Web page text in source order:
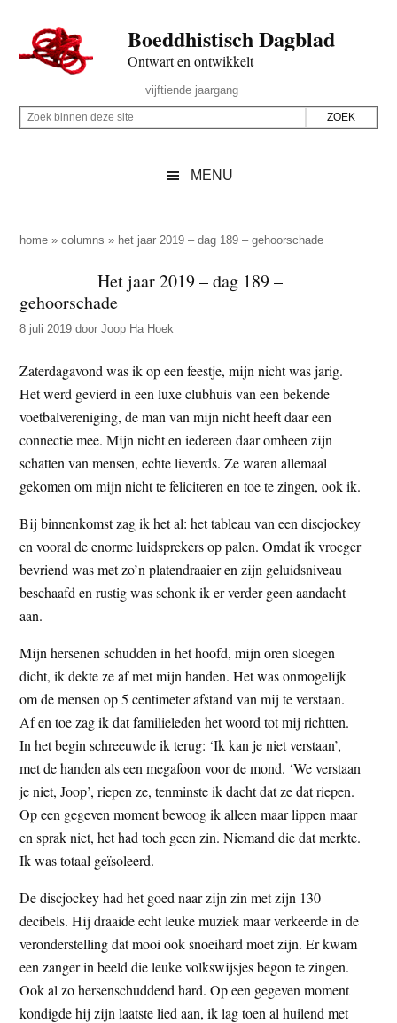
naar
de
inhoud
secondary
naar
de
sidebar
naar
de
Boeddhistisch Dagblad
Ontwart en ontwikkelt
Rechts
vijftiende jaargang
Z
p
z
e
s
i
t
e
Z
i
e
n
e
z
e
s
i
t
MENU
home »columns » het jaar 2019 – dag 189 – gehoorschade
Het jaar 2019 – dag 189 –
gehoorschade
8 juli 2019 doorJoop Ha Hoek
Zaterdagavond was ik op een feestje, mijn nicht was jarig.
Het werd gevierd in een luxe clubhuis van een bekende
voetbalvereniging, de man van mijn nicht heeft daar een
connectie mee. Mijn nicht en iedereen daar omheen zijn
schatten van mensen, echte lieverds. Ze waren allemaal
gekomen om mijn nicht te feliciteren en toe te zingen, ook ik.
Bij binnenkomst zag ik het al: het tableau van een discjockey
en vooral de enorme luidsprekers op palen. Omdat ik vroeger
bevriend was met zo’n platendraaier en zijn geluidsniveau
beschaafd en rustig was schonk ik er verder geen aandacht
aan.
Mijn hersenen schudden in het hoofd, mijn oren sloegen
dicht, ik dekte ze af met mijn handen. Het was onmogelijk
om de mensen op 5 centimeter afstand van mij te verstaan.
Af en toe zag ik dat familieleden het woord tot mij richtten.
In het begin schreeuwde ik terug: ‘Ik kan je niet verstaan’,
met de handen als een megafoon voor de mond. ‘We verstaan
je niet, Joop’, riepen ze, tenminste ik dacht dat ze dat riepen.
Op een gegeven moment bewoog ik alleen maar lippen maar
en sprak niet, het had toch geen zin. Niemand die dat merkte.
Ik was totaal geïsoleerd.
De discjockey had het goed naar zijn zin met zijn 130
decibels. Hij draaide echt leuke muziek maar verkeerde in de
veronderstelling dat mooi ook snoeihard moet zijn. Er kwam
een zanger in beeld die leuke volkswijsjes begon te zingen.
Ook al zo hersenschuddend hard. Op een gegeven moment
kondigde hij zijn laatste lied aan, ik lag toen al huilend met